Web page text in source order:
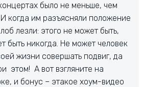
было не меньше, чем
когда им разъясняли положение
лезли: этого не может быть,
быть никогда. Не может человек
жизни совершать подвиг, да
этом! А вот взгляните на
и бонус – этакое хоум-видео